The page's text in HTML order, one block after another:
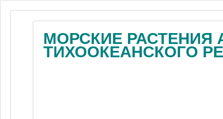
МОРСКИЕ РАСТЕНИЯ
ТИХООКЕАНСКОГО